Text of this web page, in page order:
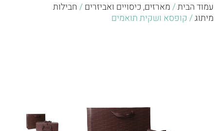
עמוד הבית/מארזים, כיסויים ואביזרים/חבילות
מיתוג/ קופסא ושקית תואמים